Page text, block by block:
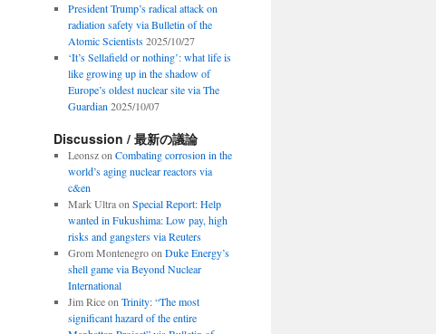
President Trump’s radical attack on
radiation safety via Bulletin of the
Atomic Scientists 2025/10/27
‘It’s Sellafield or nothing’: what life is
like growing up in the shadow of
Europe’s oldest nuclear site via The
Guardian 2025/10/07
Discussion / 最新の議論
Leonszon Combating corrosion in the
world’s aging nuclear reactors via
c&en
Mark Ultraon Special Report: Help
wanted in Fukushima: Low pay, high
risks and gangsters via Reuters
Grom Montenegroon Duke Energy’s
shell game via Beyond Nuclear
International
Jim Riceon Trinity: “The most
significant hazard of the entire